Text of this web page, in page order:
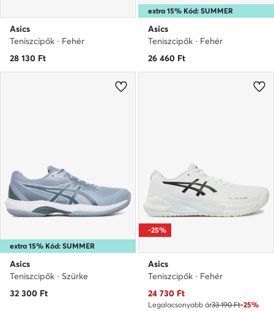
Asics
Teniszcipők · Fehér
28 130 Ft
extra 15% Kód: SUMMER
Asics
Teniszcipők · Fehér
26 460 Ft
extra 15% Kód: SUMMER
Asics
Teniszcipők · Szürke
32 300 Ft
-25%
Asics
Teniszcipők · Fehér
Aktuális ár
24 730 Ft
Legalacsonyabb ár33 190 Ft-25%